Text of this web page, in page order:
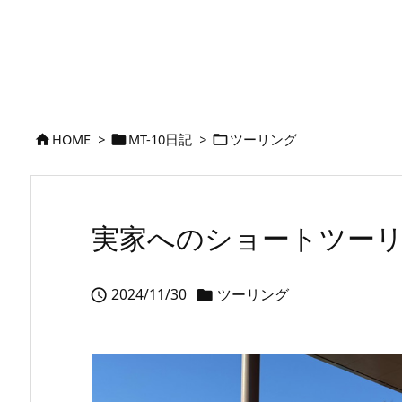
 HOME > MT-10日記 > ツーリング
実家へのショートツー
 2024/11/30  ツーリング